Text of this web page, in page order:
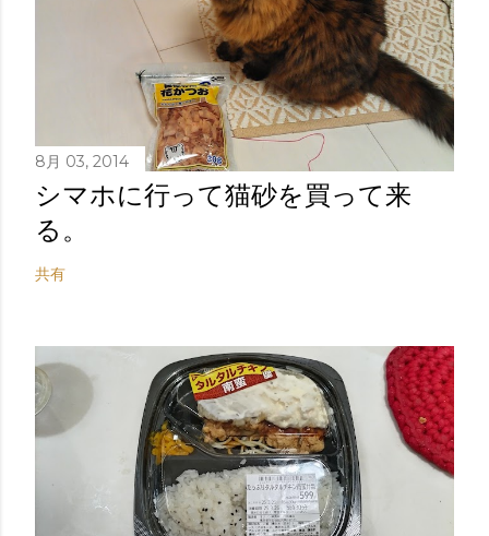
8月 03, 2014
シマホに行って猫砂を買って来
る。
共有